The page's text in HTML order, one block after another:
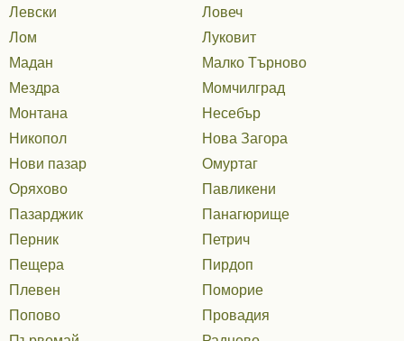
Левски
Ловеч
Лом
Луковит
Мадан
Малко Търново
Мездра
Момчилград
Монтана
Несебър
Никопол
Нова Загора
Нови пазар
Омуртаг
Оряхово
Павликени
Пазарджик
Панагюрище
Перник
Петрич
Пещера
Пирдоп
Плевен
Поморие
Попово
Провадия